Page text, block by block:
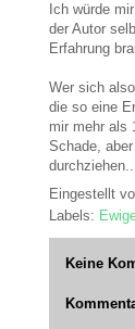
Ich würde
der Autor
Erfahrung
Wer sich
die so eine
mir mehr als
Schade,
Eingestellt
Labels:
Keine